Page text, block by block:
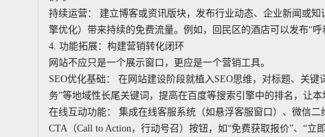
持续运营： 建立博客或资讯版块，发布行业动态、企业新闻或
擎优化）带来持续的免费流量。例如，回民区的酒店可以发布“呼
4. 功能拓展：构建营销转化闭环
网站不应只是一个展示窗口，更应是一个营销工具。
SEO优化基础： 在网站建设阶段就植入SEO思维，对标题、关
务”等地域性长尾关键词，提高在百度等搜索引擎中的排名，让本
在线互动功能： 集成在线客服系统（如悬浮客服窗口）、微信
CTA（Call to Action，行动号召）按钮，如“免费获取报价”、“立